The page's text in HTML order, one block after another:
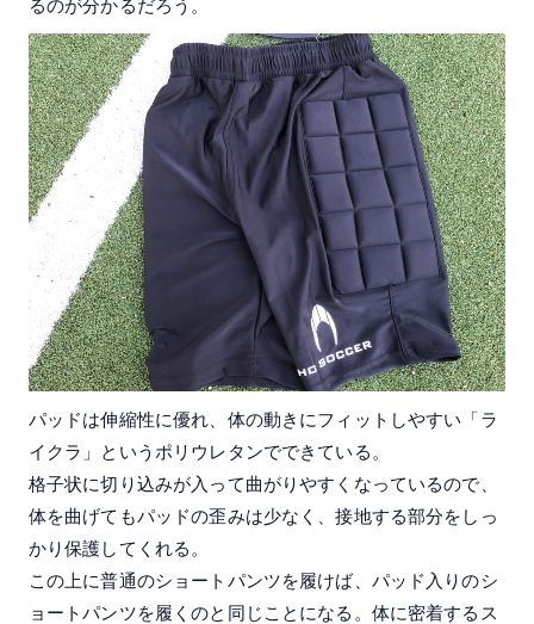
るのが分かるだろう。
パッドは伸縮性に優れ、体の動きにフィットしやすい「ラ
イクラ」というポリウレタンでできている。
格子状に切り込みが入って曲がりやすくなっているので、
体を曲げてもパッドの歪みは少なく、接地する部分をしっ
かり保護してくれる。
この上に普通のショートパンツを履けば、パッド入りのシ
ョートパンツを履くのと同じことになる。体に密着するス